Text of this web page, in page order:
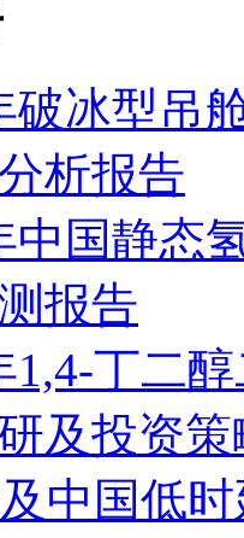
破冰型吊
析报告
中国静态
报告
1,4-丁二
及投资
中国低